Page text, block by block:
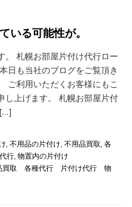
いる可能性が。
。 札幌お部屋片付け代行ロー
日も当社のブログをご覧頂き
ご利用いただくお客様にもこ
し上げます。 札幌お部屋片付
, 不用品の片付け, 不用品買取, 各
行, 物置内の片付け
買取 各種代行 片付け代行
物